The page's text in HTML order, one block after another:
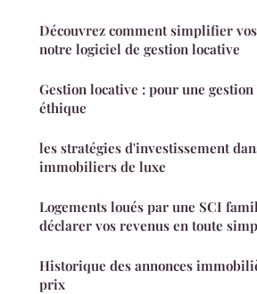
Découvrez comment simplifier
notre logiciel de gestion locative
Gestion locative : pour une gestion
éthique
les stratégies d'investissement
immobiliers de luxe
Logements loués par une SCI
déclarer vos revenus en toute
Historique des annonces
prix